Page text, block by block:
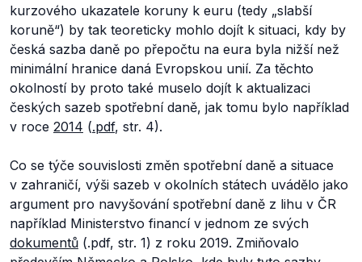
kurzového ukazatele koruny k euru (tedy „slabší
koruně“) by tak teoreticky mohlo dojít k situaci, kdy by
česká sazba daně po přepočtu na eura byla nižší než
minimální hranice daná Evropskou unií. Za těchto
okolností by proto také muselo dojít k aktualizaci
českých sazeb spotřební daně, jak tomu bylo například
v roce 2014 (.pdf, str. 4).
Co se týče souvislosti změn spotřební daně a situace
v zahraničí, výši sazeb v okolních státech uvádělo jako
argument pro navyšování spotřební daně z lihu v ČR
například Ministerstvo financí v jednom ze svých
dokumentů (.pdf, str. 1) z roku 2019. Zmiňovalo